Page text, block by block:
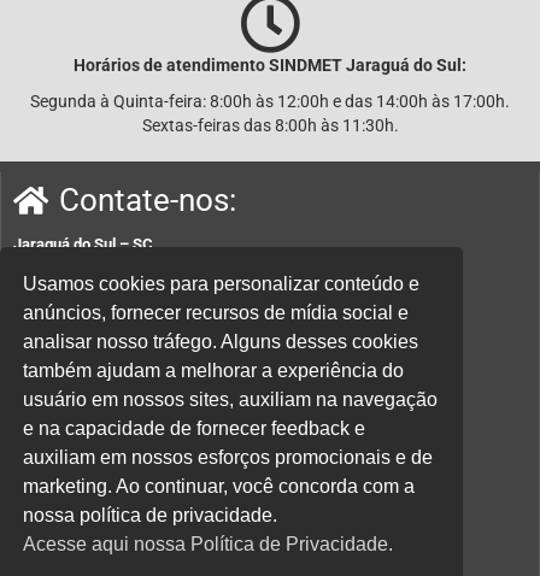
Horários de atendimento SINDMETJaraguá do Sul:
Segunda à Quinta-feira: 8:00h às 12:00h e das 14:00h às 17:00h.
Sextas-feiras das 8:00h às 11:30h.
Contate-nos:
Jaraguá do Sul – SC
Rua João Planincheck, 157, Nova Brasília – CEP 89252-220.
E-mail:sindicatom@metalurgicosjaragua.com.br
Fone: (47) 3371-2100
Acesse nossa política de privacidade aqui.
Parceiros:
Direta Sistemas /
Usamos cookies para personalizar conteúdo e
anúncios, fornecer recursos de mídia social e
analisar nosso tráfego. Alguns desses cookies
também ajudam a melhorar a experiência do
usuário em nossos sites, auxiliam na navegação
e na capacidade de fornecer feedback e
auxiliam em nossos esforços promocionais e de
marketing. Ao continuar, você concorda com a
nossa política de privacidade.
Acesse aqui nossa Política de Privacidade.